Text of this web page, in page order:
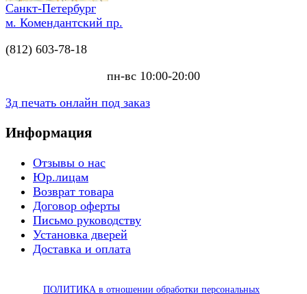
Санкт-Петербург
м. Комендантский пр.
(812) 603-78-18
пн-вс 10:00-20:00
3д печать онлайн под заказ
Информация
Отзывы о нас
Юр.лицам
Возврат товара
Договор оферты
Письмо руководству
Установка дверей
Доставка и оплата
ПОЛИТИКА в отношении обработки персональных